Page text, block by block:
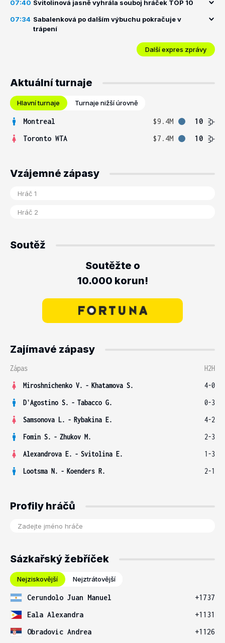
07:40 Svitolinová jasně vyhrála souboj hráček TOP 10
07:34 Sabalenková po dalším výbuchu pokračuje v
trápení
Další expres zprávy
Aktuální turnaje
Hlavní turnaje Turnaje nižší úrovně
Montreal $9.4M
10
Toronto WTA
$7.4M 10
Vzájemné zápasy
Soutěž
Soutěžte o
10.000 korun!
Zajímavé zápasy
Zápas
H2H
Miroshnichenko V. - Khatamova S.
4-0
D'Agostino S. - Tabacco G.
0-3
Samsonova L. - Rybakina E.
4-2
Fomin S. - Zhukov M.
2-3
Alexandrova E. - Svitolina E.
1-3
Lootsma N. - Koenders R. 2-1
Profily hráčů
Sázkařský žebříček
Nejziskovější Nejztrátovější
Cerundolo Juan Manuel
+1737
Eala Alexandra
+1131
Obradovic Andrea
+1126